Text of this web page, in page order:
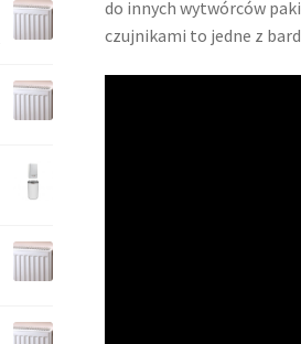
do innych wytwórców
czujnikami to jedne z